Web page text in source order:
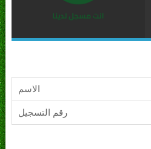
الاسم
رقم التسجيل